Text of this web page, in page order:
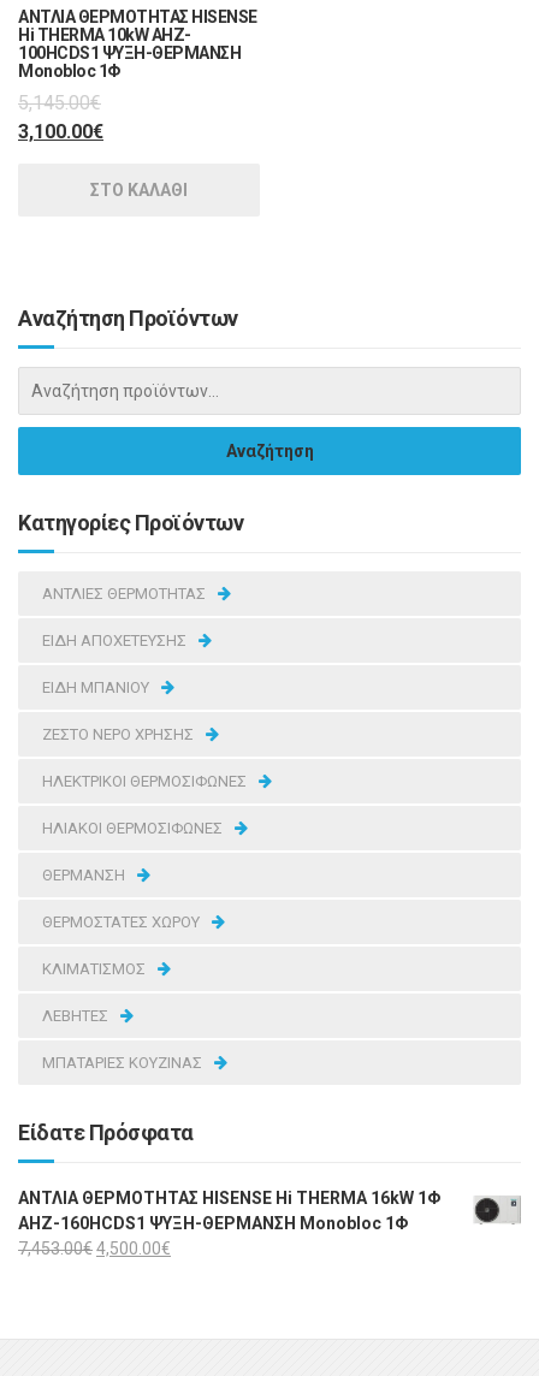
ΑΝΤΛΙΑ ΘΕΡΜΟΤΗΤΑΣ HISENSE
Hi THERMA 10kW AHZ-
100HCDS1 ΨΥΞΗ-ΘΕΡΜΑΝΣΗ
Monobloc 1Φ
5,145.00€
3,100.00€
ΣΤΟ ΚΑΛΑΘΙ
Αναζήτηση Προϊόντων
Κατηγορίες Προϊόντων
ΑΝΤΛΙΕΣ ΘΕΡΜΟΤΗΤΑΣ
ΕΙΔΗ ΑΠΟΧΕΤΕΥΣΗΣ
ΕΙΔΗ ΜΠΑΝΙΟΥ
ΖΕΣΤΟ ΝΕΡΟ ΧΡΗΣΗΣ
ΗΛΕΚΤΡΙΚΟΙ ΘΕΡΜΟΣΙΦΩΝΕΣ
ΗΛΙΑΚΟΙ ΘΕΡΜΟΣΙΦΩΝΕΣ
ΘΕΡΜΑΝΣΗ
ΘΕΡΜΟΣΤΑΤΕΣ ΧΩΡΟΥ
ΚΛΙΜΑΤΙΣΜΟΣ
ΛΕΒΗΤΕΣ
ΜΠΑΤΑΡΙΕΣ ΚΟΥΖΙΝΑΣ
Είδατε Πρόσφατα
ΑΝΤΛΙΑ ΘΕΡΜΟΤΗΤΑΣ HISENSE Hi THERMA 16kW 1Φ
AHZ-160HCDS1 ΨΥΞΗ-ΘΕΡΜΑΝΣΗ Monobloc 1Φ
7,453.00€4,500.00€